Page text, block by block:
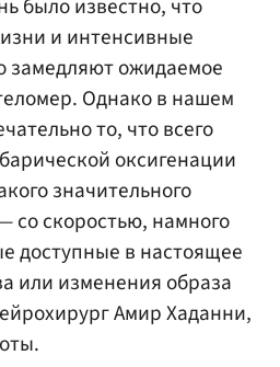
было известно, что
и интенсивные
замедляют ожидаемое
Однако в нашем
то, что всего
оксигенации
значительного
со скоростью, намного
в настоящее
или изменения образа
Амир Хаданни,